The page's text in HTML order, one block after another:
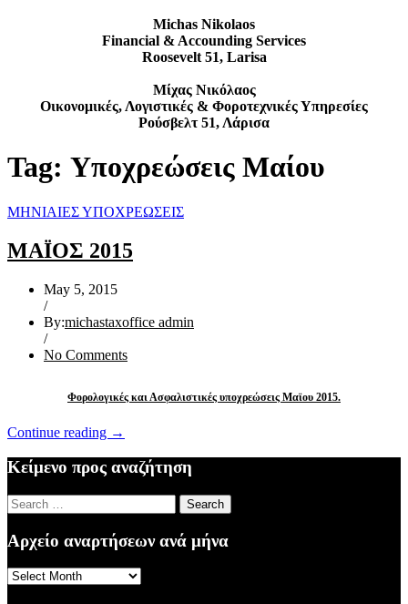
Michas Nikolaos
Financial & Accounding Services
Roosevelt 51, Larisa
Μίχας Νικόλαος
Οικονομικές, Λογιστικές & Φοροτεχνικές Υπηρεσίες
Ρούσβελτ 51, Λάρισα
Tag: Υποχρεώσεις Μαίου
ΜΗΝΙΑΙΕΣ ΥΠΟΧΡΕΩΣΕΙΣ
ΜΑΪΟΣ 2015
May 5, 2015
/
By:michastaxoffice admin
/
No Comments
Φορολογικές και Ασφαλιστικές υποχρεώσεις Μαϊου 2015.
Continue reading “ΜΑΪΟΣ
→
Κείμενο προς αναζήτηση
Search
for:
Αρχείο αναρτήσεων ανά μήνα
Αρχείο